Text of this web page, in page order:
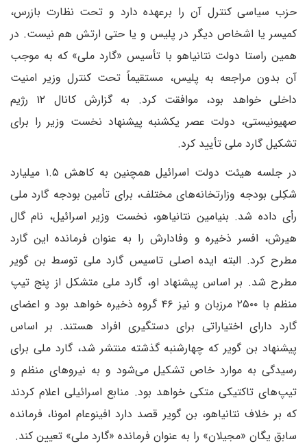
حزب سیاسی کنترل آن را برعهده دارد و تحت نظارت بازرس،
کمیسر یا اشخاص دیگر در پلیس و یا حتی ارتش هم نیست. در
همین راستا دولت نتانیاهو با تأسیس «گارد ملی» که به موجب
آن بدون مراجعه به پلیس، مستقیماً تحت کنترل وزیر امنیت
داخلی خواهد بود، موافقت کرد. به گزارش کانال ۱۲ رژیم
صهیونیستی، دولت عصر یکشنبه پیشنهاد نخست وزیر را برای
تشکیل گارد ملی تأیید کرد.
در جلسه هیئت دولت اسرائیل همچنین به کاهش ۱.۵ میلیارد
شکِلی بودجه وزارتخانه‌های مختلف، برای تأمین بودجه گارد ملی
رأی داده شد. بنیامین نتانیاهو، نخست وزیر اسرائیل، نام گال
هیرش، افسر ذخیره و وفادارش را به عنوان فرمانده این گارد
مطرح کرد. البته ایده اصلی تاسیس گارد ملی توسط بن گویر
مطرح شد. بر اساس پیشنهاد او، گارد ملی متشکل از پنج تیپ
منظم با ۲۵۰۰ مرزبان و نیز ۴۶ گروه ذخیره خواهد بود و اعضای
گارد دارای اختیاراتی برای دستگیری افراد هستند. بر اساس
پیشنهاد بن گویر که چهارشنبه گذشته منتشر شد، گارد ملی برای
رسیدگی به موارد خاص تشکیل می‌شود و به نیروهای منظم و
تیپ‌های تاکتیکی متکی خواهد بود. منابع اسرائیلی اعلام کردند
که بر خلاف نتانیاهو، بن گویر قصد دارد افینوعام امونا، فرمانده
سابق یگان «مجیلان» را به عنوان فرمانده «گارد ملی» تعیین کند.